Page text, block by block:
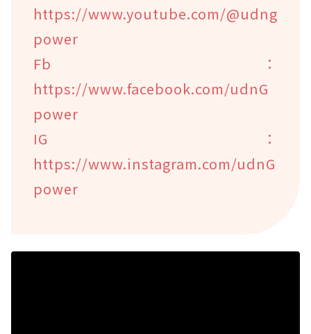
https://www.youtube.com/@udng
power
Fb：
https://www.facebook.com/udnG
power
IG：
https://www.instagram.com/udnG
power